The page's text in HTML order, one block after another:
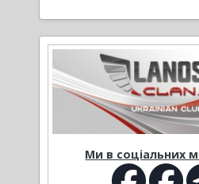
Ми в соціальних